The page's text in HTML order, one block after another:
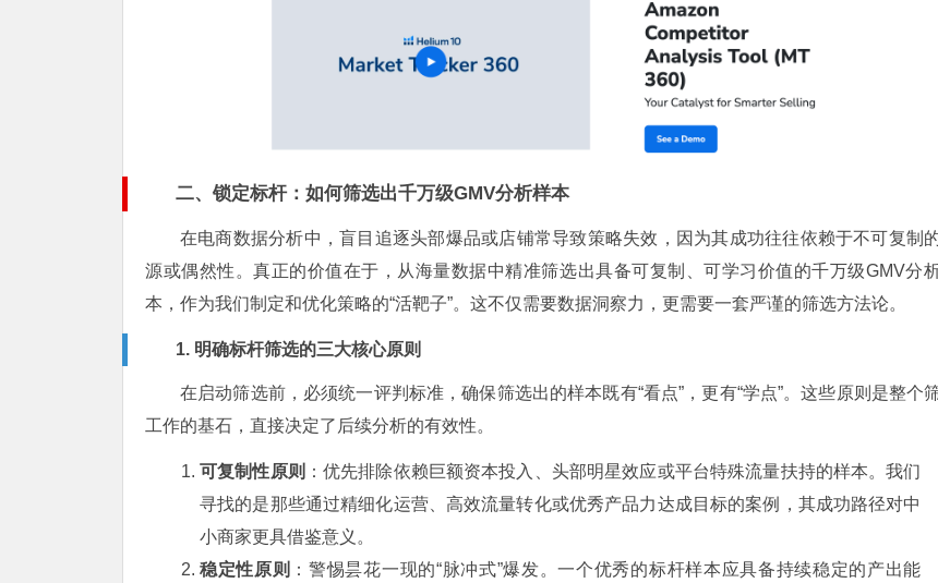
二、锁定标杆：如何筛选出千万级GMV分析样本
在电商数据分析中，盲目追逐头部爆品或店铺常导致策略失效，因为其成功往往依赖于不可复制
源或偶然性。真正的价值在于，从海量数据中精准筛选出具备可复制、可学习价值的千万级GMV分
本，作为我们制定和优化策略的“活靶子”。这不仅需要数据洞察力，更需要一套严谨的筛选方法论。
1. 明确标杆筛选的三大核心原则
在启动筛选前，必须统一评判标准，确保筛选出的样本既有“看点”，更有“学点”。这些原则是整个
工作的基石，直接决定了后续分析的有效性。
可复制性原则 ：优先排除依赖巨额资本投入、头部明星效应或平台特殊流量扶持的样本。我们
寻找的是那些通过精细化运营、高效流量转化或优秀产品力达成目标的案例，其成功路径对中
小商家更具借鉴意义。
稳定性原则 ：警惕昙花一现的“脉冲式”爆发。一个优秀的标杆样本应具备持续稳定的产出能